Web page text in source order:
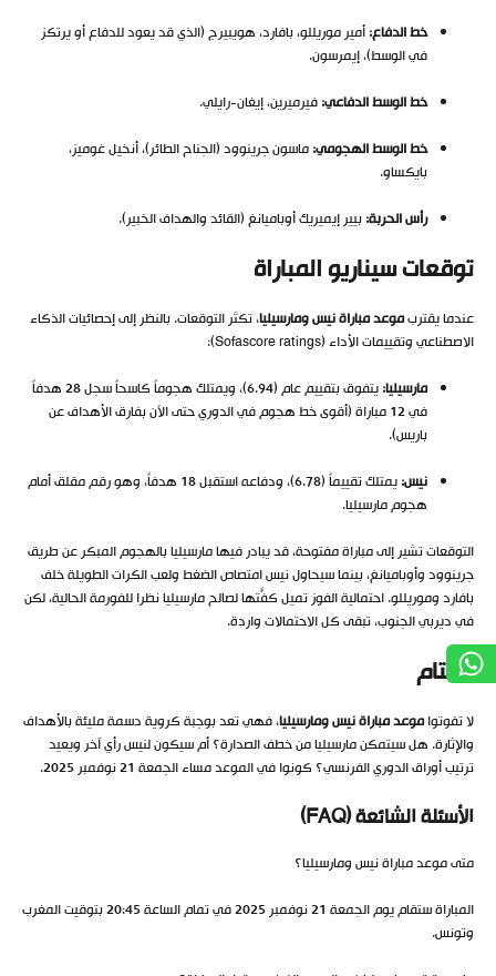
خط الدفاع:أمير موريللو، بافارد، هويبيرج (الذي قد يعود للدفاع أو يرتكز
في الوسط)، إيمرسون.
خط الوسط الدفاعي:فيرميرين، إيغان-رايلي.
خط الوسط الهجومي:ماسون جرينوود (الجناح الطائر)، أنخيل غوميز،
بايكساو.
رأس الحربة:بيير إيميريك أوباميانغ (القائد والهداف الخبير).
توقعات سيناريو المباراة
عندما يقتربموعد مباراة نيس ومارسيليا، تكثر التوقعات. بالنظر إلى إحصائيات الذكاء
الاصطناعي وتقييمات الأداء (Sofascore ratings):
مارسيليا:
يتفوق بتقييم عام (6.94)، ويمتلك هجوماً كاسحاً سجل 28 هدفاً
في 12 مباراة (أقوى خط هجوم في الدوري حتى الآن بفارق الأهداف عن
باريس).
نيس:
يمتلك تقييماً (6.78)، ودفاعه استقبل 18 هدفاً، وهو رقم مقلق أمام
هجوم مارسيليا.
التوقعات تشير إلى مباراة مفتوحة، قد يبادر فيها مارسيليا بالهجوم المبكر عن طريق
جرينوود وأوباميانغ، بينما سيحاول نيس امتصاص الضغط ولعب الكرات الطويلة خلف
بافارد وموريللو. احتمالية الفوز تميل كفّتها لصالح مارسيليا نظراً للفورمة الحالية، لكن
في ديربي الجنوب، تبقى كل الاحتمالات واردة.
الختام
لا تفوتواموعد مباراة نيس ومارسيليا، فهي تعد بوجبة كروية دسمة مليئة بالأهداف
والإثارة. هل سيتمكن مارسيليا من خطف الصدارة؟ أم سيكون لنيس رأي آخر ويعيد
ترتيب أوراق الدوري الفرنسي؟ كونوا في الموعد مساء الجمعة 21 نوفمبر 2025.
الأسئلة الشائعة (FAQ)
متى موعد مباراة نيس ومارسيليا؟
المباراة ستقام يوم الجمعة 21 نوفمبر 2025 في تمام الساعة 20:45 بتوقيت المغرب
وتونس.